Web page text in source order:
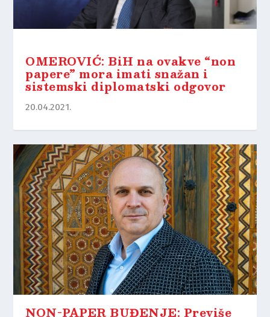
OMEROVIĆ: BiH na ovakve “non
papere” mora imati snažan i
sistemski diplomatski odgovor
20.04.2021.
NON-PAPER BUĐENJE: Previše